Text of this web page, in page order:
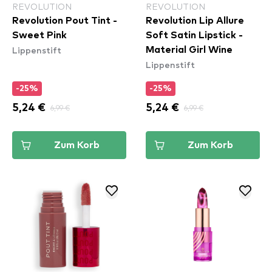
REVOLUTION
Revolution Pout Tint -
Sweet Pink
Lippenstift
-25%
5,24 € 6,99 €
Zum Korb
REVOLUTION
Revolution Lip Allure
Soft Satin Lipstick -
Material Girl Wine
Lippenstift
-25%
5,24 € 6,99 €
Zum Korb